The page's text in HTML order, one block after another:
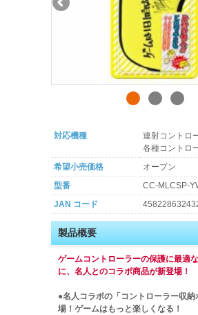
対応機種
連射コントロ
各種コントロ
希望小売価格
オープン
型番
CC-MLCSP-
JAN コード
製品概要
ゲームコントローラーの保護に最適
に、名人とのコラボ商品が新登場！
●名人コラボの「コントローラー収納
場！ゲームはもっと楽しくなる！